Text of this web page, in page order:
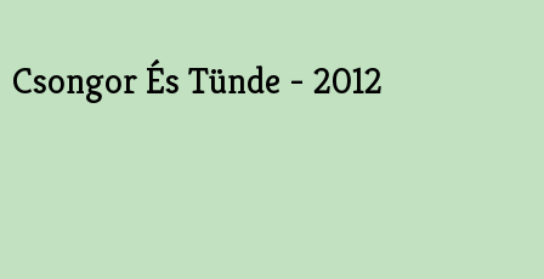
Csongor És Tünde - 2012